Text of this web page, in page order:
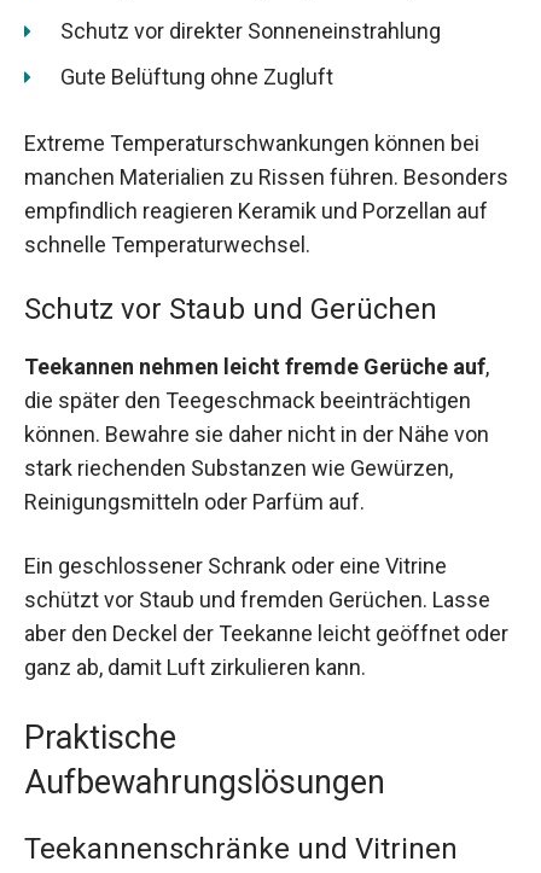
Schutz vor direkter Sonneneinstrahlung
Gute Belüftung ohne Zugluft
Extreme Temperaturschwankungen können bei
manchen Materialien zu Rissen führen. Besonders
empfindlich reagieren Keramik und Porzellan auf
schnelle Temperaturwechsel.
Schutz vor Staub und Gerüchen
Teekannen nehmen leicht fremde Gerüche auf,
die später den Teegeschmack beeinträchtigen
können. Bewahre sie daher nicht in der Nähe von
stark riechenden Substanzen wie Gewürzen,
Reinigungsmitteln oder Parfüm auf.
Ein geschlossener Schrank oder eine Vitrine
schützt vor Staub und fremden Gerüchen. Lasse
aber den Deckel der Teekanne leicht geöffnet oder
ganz ab, damit Luft zirkulieren kann.
Praktische
Aufbewahrungslösungen
Teekannenschränke und Vitrinen